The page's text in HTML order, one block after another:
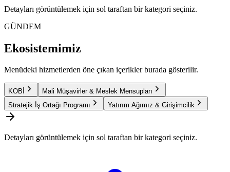
Detayları görüntülemek için sol taraftan bir kategori seçiniz.
GÜNDEM
Ekosistemimiz
Menüdeki hizmetlerden öne çıkan içerikler burada gösterilir.
KOBİ
Mali Müşavirler & Meslek Mensupları
Stratejik İş Ortağı Programı
Yatırım Ağımız & Girişimcilik
Detayları görüntülemek için sol taraftan bir kategori seçiniz.